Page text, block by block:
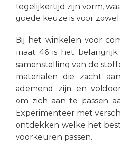
tegelijkertijd zijn vorm,
goede keuze is voor
Bij het winkelen voor
maat 46 is het
samenstelling van de
materialen die zacht
ademend zijn en
om zich aan te passen
Experimenteer met
ontdekken welke het
voorkeuren passen.